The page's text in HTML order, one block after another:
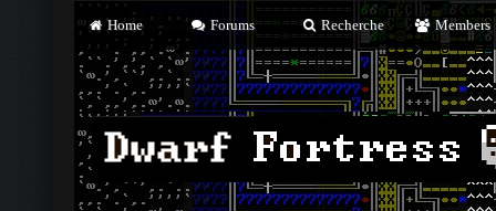
Home Forums Recherche Members